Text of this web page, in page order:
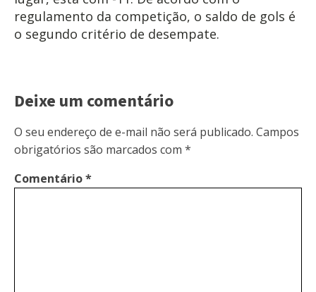
regulamento da competição, o saldo de gols é
o segundo critério de desempate.
Deixe um comentário
O seu endereço de e-mail não será publicado. Campos
obrigatórios são marcados com *
Comentário*